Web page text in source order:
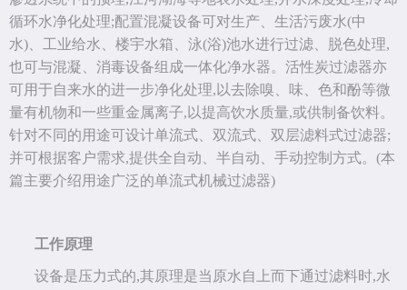
循环水净化处理;配置混凝设备可对生产、生活污废水(中
水)、工业给水、楼宇水箱、泳(浴)池水进行过滤、脱色处理,
也可与混凝、消毒设备组成一体化净水器。活性炭过滤器亦
可用于自来水的进一步净化处理,以去除嗅、味、色和酚等微
量有机物和一些重金属离子,以提高饮水质量,或供制备饮料。
针对不同的用途可设计单流式、双流式、双层滤料式过滤器;
并可根据客户需求,提供全自动、半自动、手动控制方式。(本
篇主要介绍用途广泛的单流式机械过滤器)
工作原理
设备是压力式的,其原理是当原水自上而下通过滤料时,水